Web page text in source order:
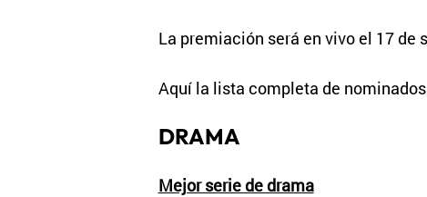
La premiación será en vivo el 17 de
Aquí la lista completa de
DRAMA
Mejor serie de drama